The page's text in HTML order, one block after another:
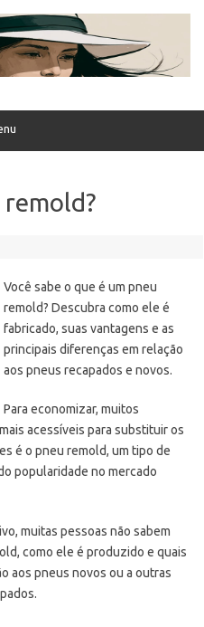
remold?
Você sabe o que é um pneu
remold? Descubra como ele é
fabricado, suas vantagens e as
principais diferenças em relação
aos pneus recapados e novos.
Para economizar, muitos
acessíveis para substituir os
é o pneu remold, um tipo de
popularidade no mercado
muitas pessoas não sabem
como ele é produzido e quais
aos pneus novos ou a outras